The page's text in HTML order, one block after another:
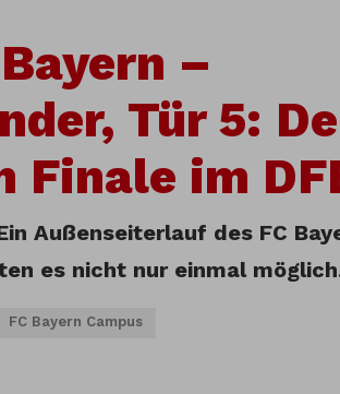
–
Tür 5:
Finale im
Außenseiterlauf des FC
es nicht nur einmal
FC Bayern Campus